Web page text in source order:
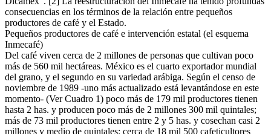
consecuencias en los términos de la relación entre pequeños
productores de café y el Estado.
Pequeños productores de café e intervención estatal (el esquema
Inmecafé)
Del café viven cerca de 2 millones de personas que cultivan poco
más de 560 mil hectáreas. México es el cuarto exportador mundial
del grano, y el segundo en su variedad arábiga. Según el censo de
noviembre de 1989 -uno más actualizado está levantándose en este
momento- (Ver Cuadro 1) poco más de 179 mil productores tienen
hasta 2 has. y producen poco más de 2 millones 300 mil quintales;
más de 73 mil productores tienen entre 2 y 5 has. y cosechan casi 2
millones y medio de quintales; cerca de 18 mil 500 cafeticultores